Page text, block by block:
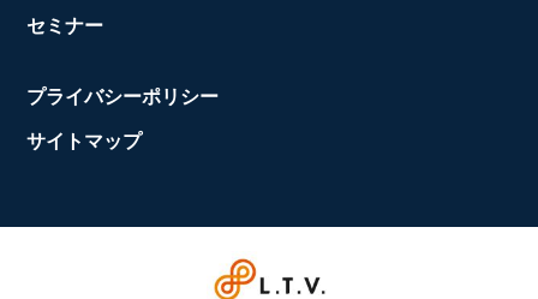
セミナー
プライバシーポリシー
サイトマップ